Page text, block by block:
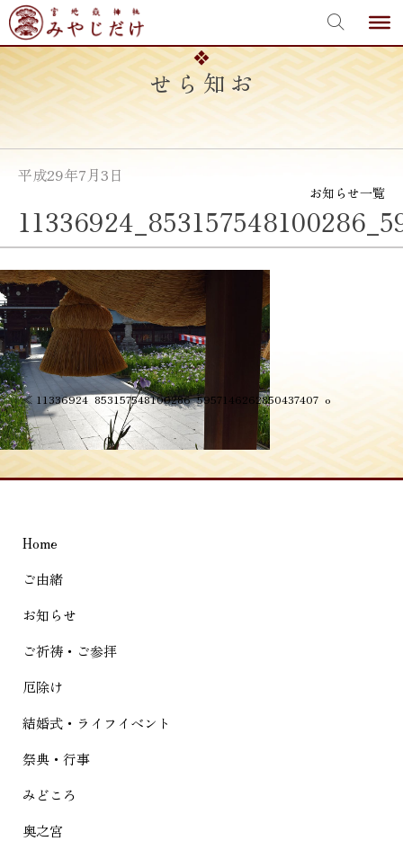
Skip
to
content
お知らせ
平成29年7月3日
お知らせ一覧
投
稿
ナ
ビ
ー
シ
ョ
ン
≪ 11336924_853157548100286_5957146262850437407_o
Home
ご由緒
お知らせ
ご祈祷・ご参拝
厄除け
結婚式・ライフイベント
祭典・行事
みどころ
奥之宮